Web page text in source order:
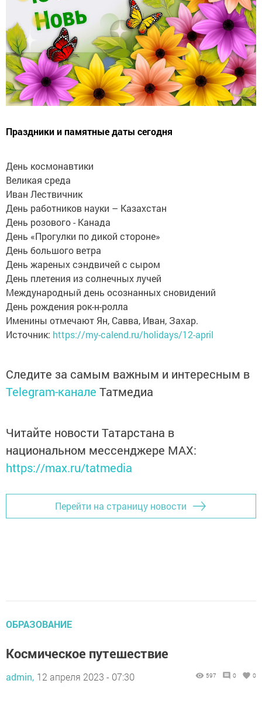
Праздники и памятные даты сегодня
День космонавтики
Великая среда
Иван Лествичник
День работников науки – Казахстан
День розового - Канада
День «Прогулки по дикой стороне»
День большого ветра
День жареных сэндвичей с сыром
День плетения из солнечных лучей
Международный день осознанных сновидений
День рождения рок-н-ролла
Именины отмечают Ян, Савва, Иван, Захар.
Источник: https://my-calend.ru/holidays/12-april
Следите за самым важным и интересным в
Telegram-канале Татмедиа
Читайте новости Татарстана в
национальном мессенджере MАХ:
https://max.ru/tatmedia
Перейти на страницу новости
ОБРАЗОВАНИЕ
Космическое путешествие
admin, 12 апреля 2023 - 07:30 597 0 0